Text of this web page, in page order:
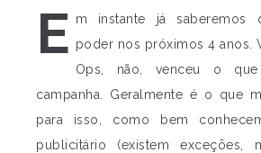
E m instante já saberemos
poder nos próximos 4 anos.
Ops, não, venceu o
campanha. Geralmente é o que
para isso, como bem
publicitário (existem exceções,